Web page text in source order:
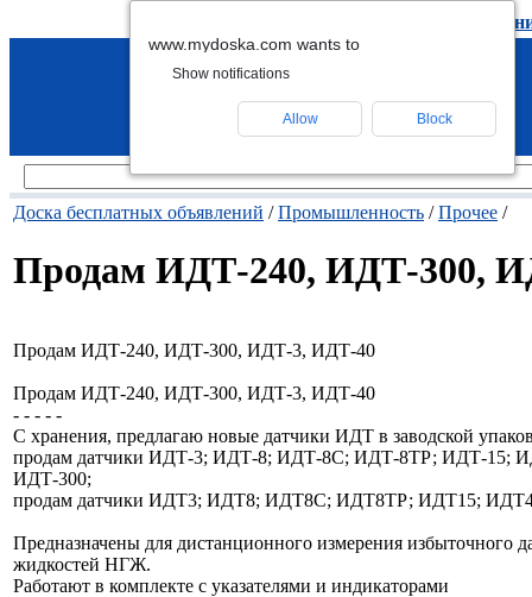
удалить
Доска бесплатных объявлений /Промышленность /Прочее /
Продам ИДТ-240, ИДТ-300,
Продам ИДТ-240, ИДТ-300, ИДТ-3, ИДТ-40
Продам ИДТ-240, ИДТ-300, ИДТ-3, ИДТ-40
- - - - -
С хранения, предлагаю новые датчики ИДТ в заводской
продам датчики ИДТ-3; ИДТ-8; ИДТ-8С; ИДТ-8ТР; ИДТ-15;
ИДТ-300;
продам датчики ИДТ3; ИДТ8; ИДТ8С; ИДТ8ТР; ИДТ15;
Предназначены для дистанционного измерения избыточного
жидкостей НГЖ.
Работают в комплекте с указателями и индикаторами
www.mydoska.com wants to
Show notifications
Allow Block